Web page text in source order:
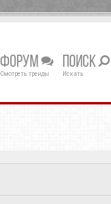
ФОРУМ
Смотреть тренды
ПОИСК
Искать